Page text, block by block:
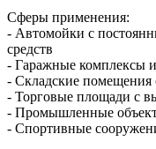
Сферы применения:
- Автомойки с
средств
- Гаражные комплексы
- Складские
- Торговые площади с
- Промышленные
- Спортивные